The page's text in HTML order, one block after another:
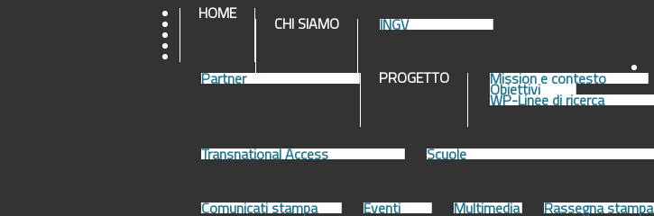
HOME CHI SIAMO INGV
Partner PROGETTO Mission e contesto
Obiettivi
WP-Linee di ricerca
Transnational Access Scuole
Comunicati stampa Eventi Multimedia Rassegna stampa